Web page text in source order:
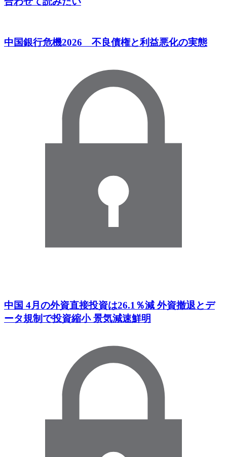
中国銀行危機2026 不良債権と利益悪化の実態
中国 4月の外資直接投資は26.1％減 外資撤退とデ
ータ規制で投資縮小 景気減速鮮明